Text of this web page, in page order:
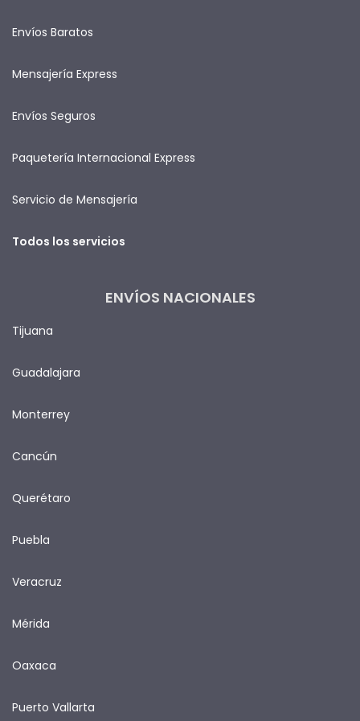
Envíos Baratos
Mensajería Express
Envíos Seguros
Paquetería Internacional Express
Servicio de Mensajería
Todos los servicios
ENVÍOS NACIONALES
Tijuana
Guadalajara
Monterrey
Cancún
Querétaro
Puebla
Veracruz
Mérida
Oaxaca
Puerto Vallarta